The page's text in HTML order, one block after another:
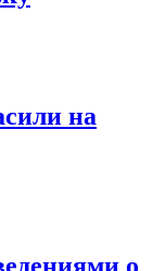
на